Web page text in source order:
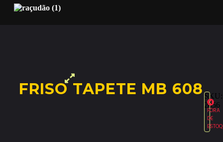
FRISO TAPETE MB 608 SKU:
2056
FORA
DE